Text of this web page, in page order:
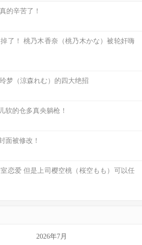
的辛苦了！
了！ 桃乃木香奈（桃乃木かな）被轮奸嗨
梦（涼森れむ）的四大绝招
软的仓多真央躺枪！
面被修改！
恋爱 但是上司樱空桃（桜空もも）可以任
2026年7月